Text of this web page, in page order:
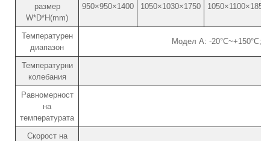
размер
W*D*H(mm)
950×950×1400 1050×1030×1750 1050×1100×1850
Температурен
диапазон
Модел A: -20°C~+150°C;
Температурни
колебания
Равномерност
на
температурата
Скорост на